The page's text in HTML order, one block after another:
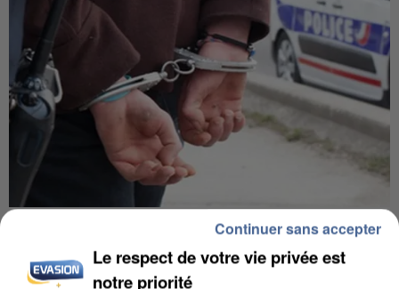
L’UN DES FONDATEURS SUPPOSÉS DE LA DZ
Le respect de votre vie privée est
notre priorité
Continuer sans accepter